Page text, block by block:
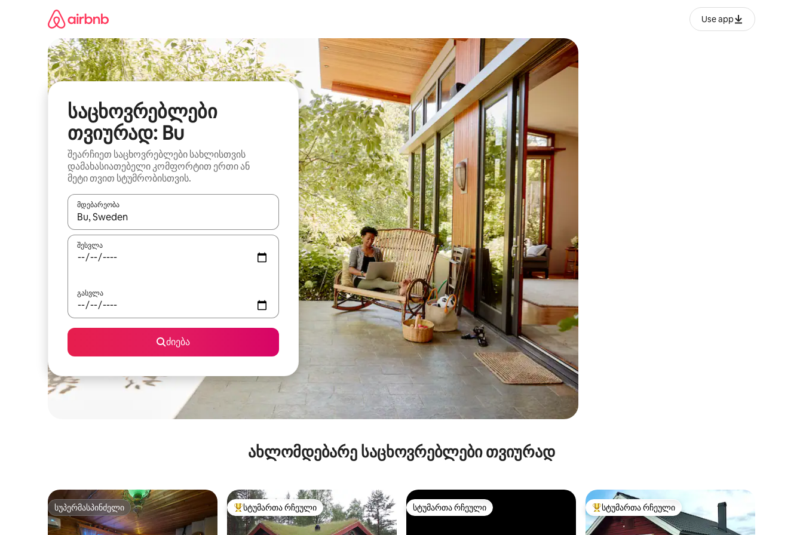
Use app
საცხოვრებლები
თვიურად: Bu
შეარჩიეთ საცხოვრებლები სახლისთვის
დამახასიათებელი კომფორტით ერთი ან
მეტი თვით სტუმრობისთვის.
მდებარეობა
როცა შედეგები ხელმისაწვდომი გახდება, ნავიგაციისთვის გამოიყენეთ კლავიშები ზემოთ/ქვემოთ მიმართული ისრებით ან შეხებისა თუ თითის გასმის ჟესტები.
შესვლა
გასვლა
ძიება
ახლომდებარე საცხოვრებლები თვიურად
სუპერმასპინძელი
სუპერმასპინძელი სტუმართა რჩეული მოწინავე ვარიანტი
სტუმართა რჩეული სტუმართა რჩეული
სტუმართა რჩეული სტუმართა რჩეული მოწინავე ვარიანტი
სტუმართა რჩეული